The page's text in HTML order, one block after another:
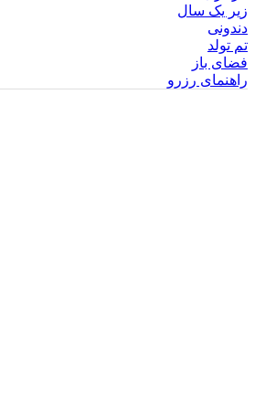
زیر یک سال
دندونی
تم تولد
فضای باز
راهنمای رزرو